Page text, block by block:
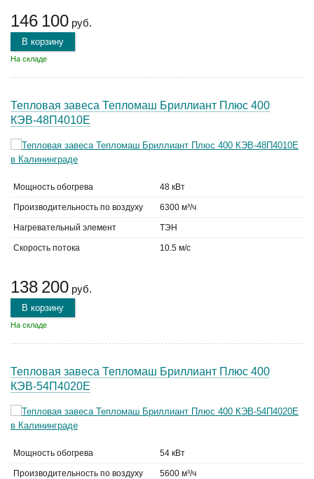
146 100 руб.
В корзину
На складе
Тепловая завеса Тепломаш Бриллиант Плюс 400
КЭВ-48П4010Е
Мощность обогрева 48 кВт
Производительность по воздуху 6300 м³/ч
Нагревательный элемент ТЭН
Скорость потока 10.5 м/с
138 200 руб.
В корзину
На складе
Тепловая завеса Тепломаш Бриллиант Плюс 400
КЭВ-54П4020Е
Мощность обогрева 54 кВт
Производительность по воздуху 5600 м³/ч